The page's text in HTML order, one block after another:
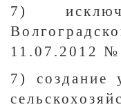
7)
11.07.2012
7) создание